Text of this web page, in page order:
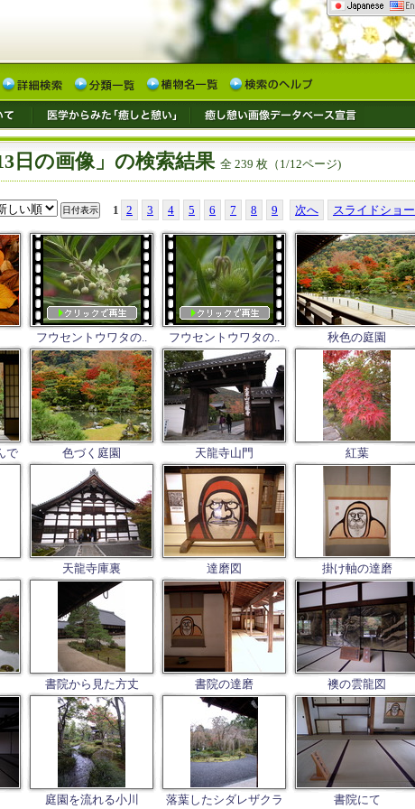
13日の画像」の検索結果 全 239 枚（1/12ページ)
1 2 3 4 5 6 7 8 9 次へ スライドショー
フウセントウワタの.. フウセントウワタの.. 秋色の庭園
で 色づく庭園 天龍寺山門 紅葉
天龍寺庫裏 達磨図 掛け軸の達磨
書院から見た方丈 書院の達磨 襖の雲龍図
庭園を流れる小川 落葉したシダレザクラ 書院にて